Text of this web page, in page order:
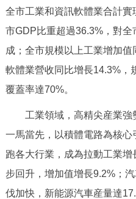
仲介服務 陽
政民互動
12345網上接訴即辦
走進北京
全市工業和資訊軟體業合計
市GDP比重超過36.3%，對
成；全市規模以上工業增加
軟體業營收同比增長14.3%，
覆蓋率達70%。
工業領域，高精尖産業強
一馬當先，以積體電路為核
跑各大行業，成為拉動工業
步回升，增加值增長9.2%；
伐加快，新能源汽車産量達